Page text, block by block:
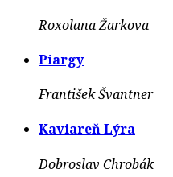
Roxolana Žarkova
Piargy
František Švantner
Kaviareň Lýra
Dobroslav Chrobák